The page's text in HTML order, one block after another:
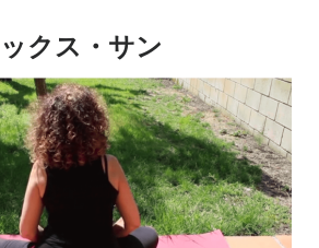
クス・サン